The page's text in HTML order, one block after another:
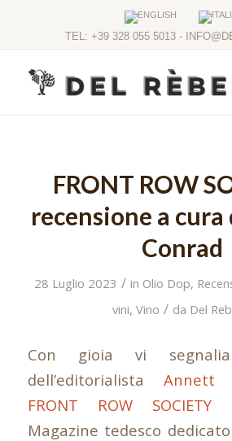
TEL: +39 328 055 5013 -
FRONT ROW
recensione a
Conrad
28 Luglio 2023 / in Olio Dop,
vini,Vino / da Del
Con gioia vi
dell’editorialista Annett
FRONT ROW SOCIETY ,
Magazine tedesco